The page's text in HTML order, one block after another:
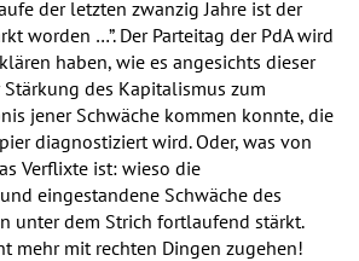
der letzten zwanzig Jahre ist der
worden …”. Der Parteitag der PdA wird
haben, wie es angesichts dieser
des Kapitalismus zum
jener Schwäche kommen konnte, die
diagnostiziert wird. Oder, was von
Verflixte ist: wieso die
eingestandene Schwäche des
unter dem Strich fortlaufend stärkt.
mehr mit rechten Dingen zugehen!